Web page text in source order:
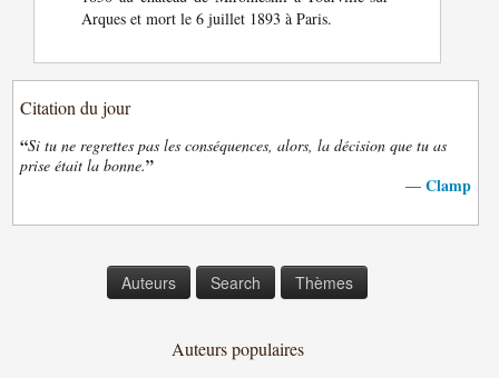
Arques et mort le 6 juillet 1893 à Paris.
Citation du jour
“Si tu ne regrettes pas les conséquences, alors, la décision que tu as
prise était la bonne.”
— Clamp
Auteurs Search Thèmes
Auteurs populaires